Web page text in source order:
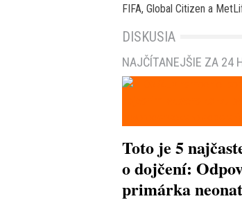
FIFA, Global Citizen a
DISKUSIA
NAJČÍTANEJŠIE ZA 24
Toto je 5
o dojčení:
primárka